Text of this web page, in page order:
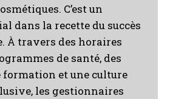
C’est un
dans la recette du succès
À travers des horaires
de santé, des
et une culture
les gestionnaires